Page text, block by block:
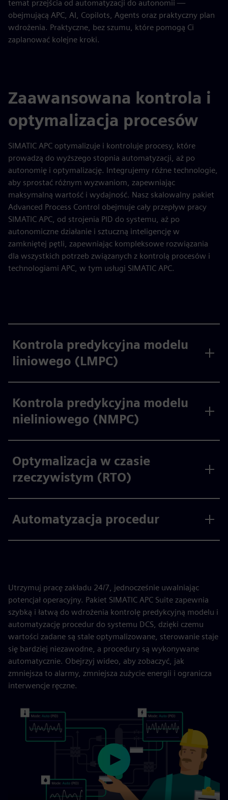
temat przejścia od automatyzacji do autonomii —
obejmującą APC, AI, Copilots, Agents oraz praktyczny plan
wdrożenia. Praktyczne, bez szumu, które pomogą Ci
zaplanować kolejne kroki.
Zaawansowana kontrola i
optymalizacja procesów
SIMATIC APC optymalizuje i kontroluje procesy, które
prowadzą do wyższego stopnia automatyzacji, aż po
autonomię i optymalizację. Integrujemy różne technologie,
aby sprostać różnym wyzwaniom, zapewniając
maksymalną wartość i wydajność. Nasz skalowalny pakiet
Advanced Process Control obejmuje cały przepływ pracy
SIMATIC APC, od strojenia PID do systemu, aż po
autonomiczne działanie i sztuczną inteligencję w
zamkniętej pętli, zapewniając kompleksowe rozwiązania
dla wszystkich potrzeb związanych z kontrolą procesów i
technologiami APC, w tym usługi SIMATIC APC.
Kontrola predykcyjna modelu
liniowego (LMPC)
Kontrola predykcyjna modelu
nieliniowego (NMPC)
Optymalizacja w czasie
rzeczywistym (RTO)
Automatyzacja procedur
Utrzymuj pracę zakładu 24/7, jednocześnie uwalniając
potencjał operacyjny. Pakiet SIMATIC APC Suite zapewnia
szybką i łatwą do wdrożenia kontrolę predykcyjną modelu i
automatyzację procedur do systemu DCS, dzięki czemu
wartości zadane są stale optymalizowane, sterowanie staje
się bardziej niezawodne, a procedury są wykonywane
automatycznie. Obejrzyj wideo, aby zobaczyć, jak
zmniejsza to alarmy, zmniejsza zużycie energii i ogranicza
interwencje ręczne.
Play